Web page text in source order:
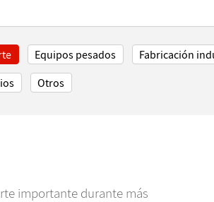
Equipos pesados
Fabricación
Otros
importante durante más